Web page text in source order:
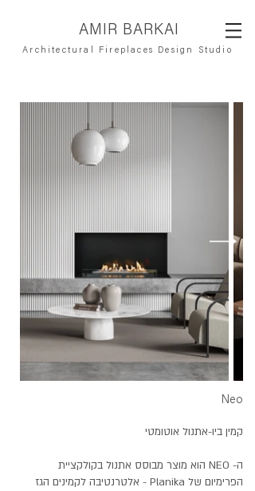
AMIR BARKAI
Architectural Fireplaces Design Studio
Neo
קמין ביו-אתנול אוטומטי
​ה- NEO הוא מוצר מבוסס אתנול בקולקציית
הפרימיום של Planika - אלטרנטיבה לקמינים הגז